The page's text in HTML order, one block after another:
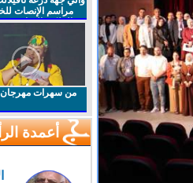
مراسم الإنصات
الملكي السامي
من سهرات مهرجان
أعمدة